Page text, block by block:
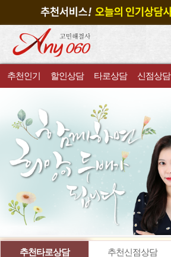
추천인기 할인상담 타로상담 신점상담
추천타로상담 추천신점상담